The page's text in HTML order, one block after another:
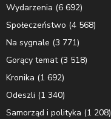
Wydarzenia (6 692)
Społeczeństwo (4 568)
Na sygnale (3 771)
Gorący temat(3 518)
Kronika (1 692)
Odeszli (1 340)
Samorząd i polityka (1 208)